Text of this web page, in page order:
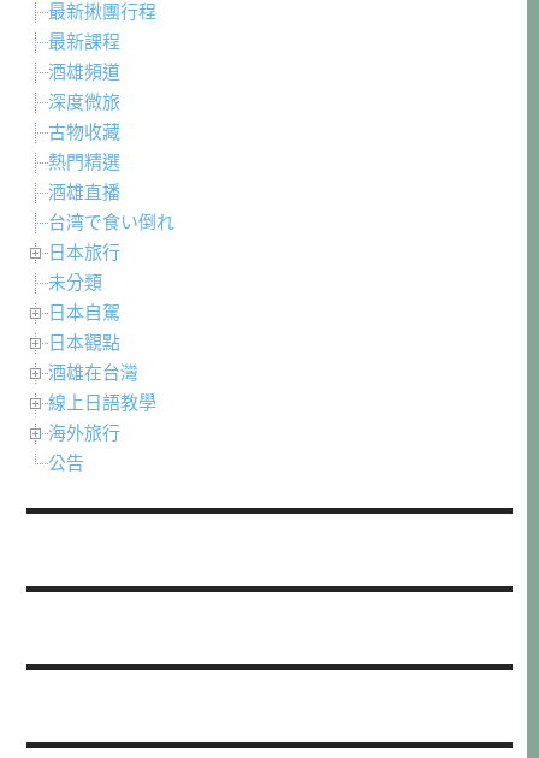
最新揪團行程
最新課程
酒雄頻道
深度微旅
古物收藏
熱門精選
酒雄直播
台湾で食い倒れ
日本旅行
未分類
日本自駕
日本觀點
酒雄在台灣
線上日語教學
海外旅行
公告